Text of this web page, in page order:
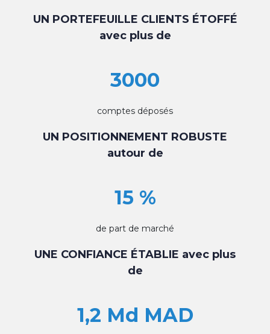
UN PORTEFEUILLE CLIENTS ÉTOFFÉ
avec plus de
3000
comptes déposés
UN POSITIONNEMENT ROBUSTE
autour de
15 %
de part de marché
UNE CONFIANCE ÉTABLIE avec plus
de
1,2 Md MAD